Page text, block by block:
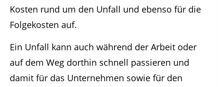
Kosten rund um den Unfall und ebenso für die
Folgekosten auf.
Ein Unfall kann auch während der Arbeit oder
auf dem Weg dorthin schnell passieren und
damit für das Unternehmen sowie für den